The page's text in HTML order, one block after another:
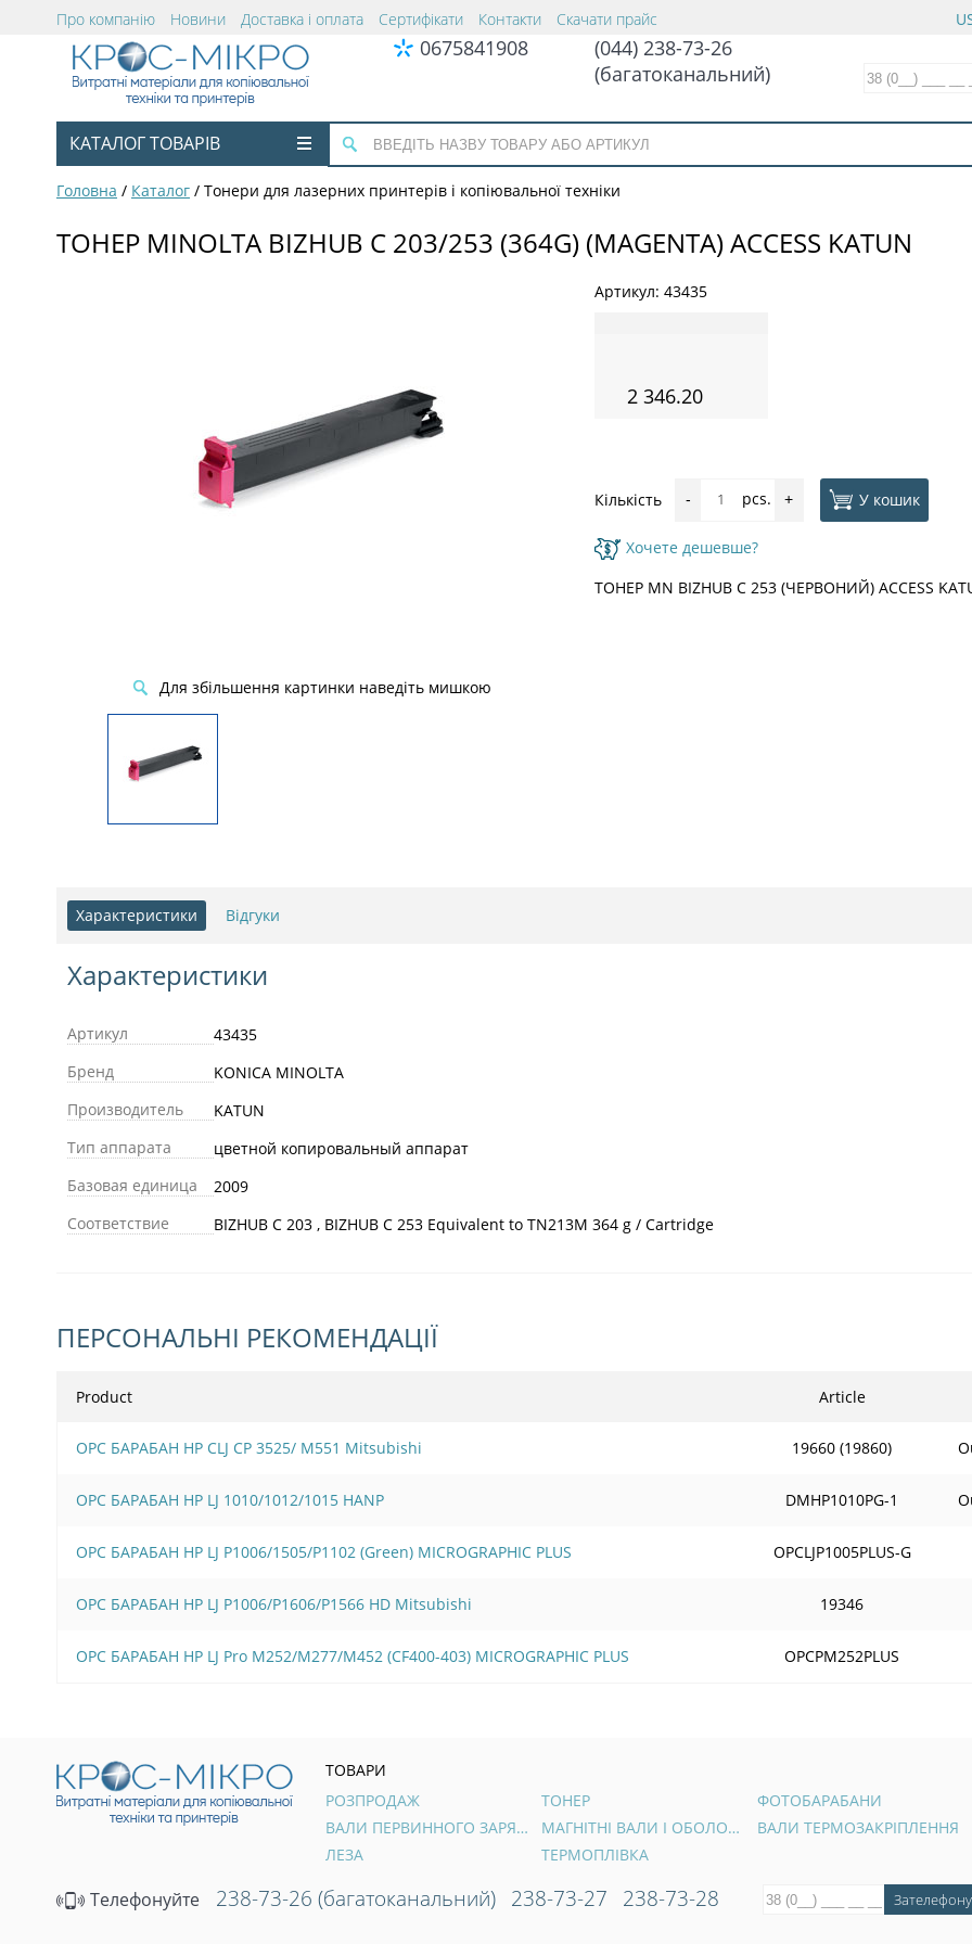
Про компанію Новини Доставка і оплата Сертифікати Контакти Скачати прайс
0675841908
(044) 238-73-26
(багатоканальний)
КАТАЛОГ ТОВАРІВ
Головна / Каталог / Тонери для лазерних принтерів і копіювальної техніки
ТОНЕР MINOLTA BIZHUB C 203/253 (364G) (MAGENTA) ACCESS KATUN
Для збільшення картинки наведіть мишкою
Артикул: 43435
2 346.20
Кількість - pcs. + У кошик
Хочете дешевше?
ТОНЕР MN BIZHUB C 253 (ЧЕРВОНИЙ) ACCESS
Характеристики Відгуки
Характеристики
Артикул
43435
Бренд
KONICA MINOLTA
Производитель
KATUN
Тип аппарата
цветной копировальный аппарат
Базовая единица
2009
Соответствие
BIZHUB C 203 , BIZHUB C 253 Equivalent to TN213M 364 g / Cartridge
ПЕРСОНАЛЬНІ РЕКОМЕНДАЦІЇ
Product Article
OPC БАРАБАН HP CLJ CP 3525/ M551 Mitsubishi 19660 (19860)
OPC БАРАБАН HP LJ 1010/1012/1015 HANP DMHP1010PG-1
OPC БАРАБАН HP LJ P1006/1505/Р1102 (Green) MICROGRAPHIC PLUS OPCLJP1005PLUS-G
OPC БАРАБАН HP LJ P1006/Р1606/Р1566 HD Mitsubishi 19346
OPC БАРАБАН HP LJ Pro M252/M277/M452 (CF400-403) MICROGRAPHIC PLUS OPCPM252PLUS
ТОВАРИ
РОЗПРОДАЖ
ТОНЕР
ФОТОБАРАБАНИ
ВАЛИ ПЕРВИННОГО ЗАРЯДУ
МАГНІТНІ ВАЛИ І ОБОЛОНКИ
ВАЛИ ТЕРМОЗАКРІПЛЕННЯ
ЛЕЗА
ТЕРМОПЛІВКА
Телефонуйте 238-73-26 (багатоканальний) 238-73-27 238-73-28